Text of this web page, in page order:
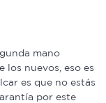
mano
los nuevos, eso es
es que no estás
por este